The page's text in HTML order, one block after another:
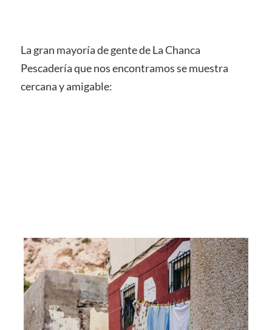
La gran mayoría de gente de La Chanca
Pescadería que nos encontramos se muestra
cercana y amigable: